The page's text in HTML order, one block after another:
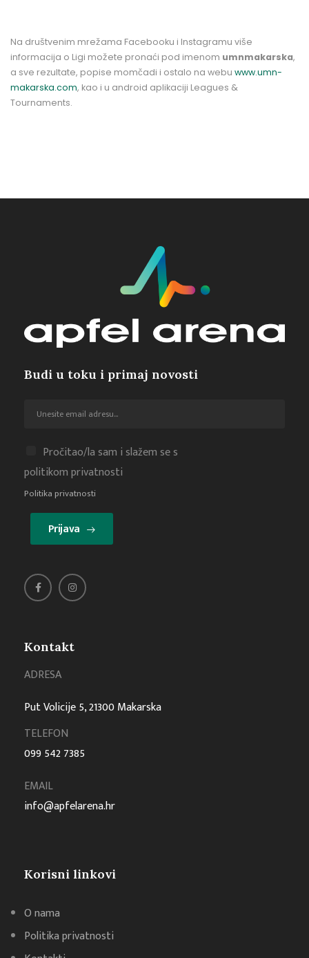
Na društvenim mrežama Facebooku i Instagramu više
informacija o Ligi možete pronaći pod imenom umnmakarska,
a sve rezultate, popise momčadi i ostalo na webu www.umn-
makarska.com, kao i u android aplikaciji Leagues &
Tournaments.
Kontakt
ADRESA
Put Volicije 5, 21300 Makarska
TELEFON
099 542 7385
EMAIL
info@apfelarena.hr
Korisni linkovi
O nama
Politika privatnosti
Budi u toku i primaj novosti
Pročitao/la sam i slažem se s
politikom privatnosti
Politika privatnosti
Prijava